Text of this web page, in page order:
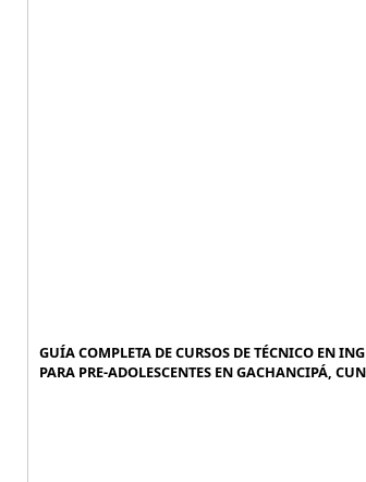
GUÍA COMPLETA DE CURSOS DE TÉCNICO EN
PARA PRE-ADOLESCENTES EN GACHANCIPÁ,